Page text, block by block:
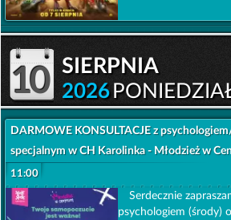
10 sierpnia
2026
11:00
DARMOWE KONSULTACJE z
specjalnym w CH Karolinka - Młodzież w
Serdecznie
psychologiem (środy)